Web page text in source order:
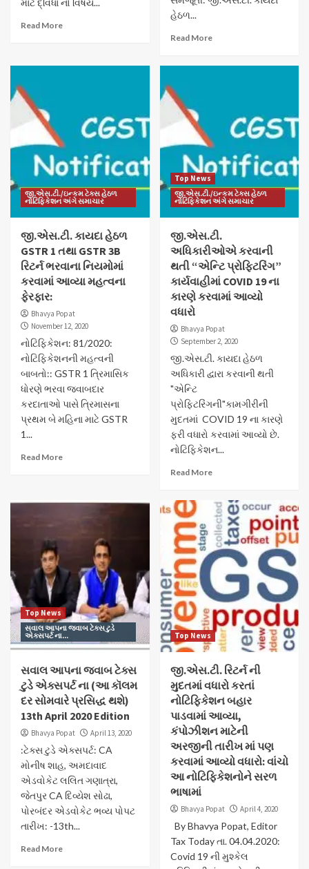
માટે દ્વિધા નો વિષય...
Read More
હેઠળ...
Read More
જી.એસ.ટી./ઇન્કમ ટેક્સ હેઠળ
નોટિફિકેશન અંગે સમાચાર
જી.એસ.ટી. કાયદા હેઠળ
GSTR 1 તથા GSTR 3B
રિટર્ન ભરવાના નિયમોમાં
કરવામાં આવ્યા મહત્વના
ફેરફાર:
Bhavya Popat
November 12, 2020
નોટિફિકેશન: 81/2020:
નોટિફિકેશનની મહત્વની
બાબતો:: GSTR 1 ત્રિમાસિક
ધોરણે ભરવા જવાબદાર
કરદાતાઓ પાસે ત્રિમાસના
પ્રથમ બે મહિના માટે GSTR
1...
Read More
Top News
જી.એસ.ટી./ઇન્કમ ટેક્સ હેઠળ
નોટિફિકેશન અંગે સમાચાર
જી.એસ.ટી.
અધિકારીઓએ કરવાની
થતી “એન્ટિ પ્રોફિટરિંગ”
કાર્યવાહીમાં COVID 19 ના
કારણે કરવામાં આવ્યો
વધારો
Bhavya Popat
September 2, 2020
જી.એસ.ટી. કાયદા હેઠળ
અધિકારી દ્વારા કરવાની થતી
"એન્ટિ
પ્રોફિટરિંગની"કામગીરીની
મુદતમાં COVID 19 ના કારણે
ફરી વધારો કરવામાં આવ્યો છે.
નોટિફિકેશન...
Read More
Top News
સવાલ આપના જવાબ ટેક્સ ટુડે
એક્સપર્ટ ના...
સવાલ આપના જવાબ ટેક્સ
ટુડે એક્સપર્ટ ના (આ કૉલમ
દર સોમવારે પ્રસિદ્ધ થશે)
13th April 2020 Edition
Bhavya Popat April 13, 2020
:ટેક્સ ટુડે એક્સપર્ટ: CA
મોનીષ શાહ, અમદાવાદ
એડવોકેટ લલિત ગણાત્રા,
જેતપુર CA દિવ્યેશ સોઢા,
પોરબંદર એડવોકેટ ભવ્ય પોપટ
તારીખ: -13th...
Read More
Top News
જી.એસ.ટી. રિટર્ન ની
મુદતમાં વધારો કરતાં
નોટિફિકેશન બહાર
પાડવામાં આવ્યા,
કંપોઝીશન માટેની
અરજીની તારીખ માં પણ
કરવામાં આવ્યો વધારો: વાંચો
આ નોટિફિકેશનોને સરળ
ભાષામાં
Bhavya Popat April 4, 2020
By Bhavya Popat, Editor
Tax Today તા. 04.04.2020:
Covid 19 ની મુશ્કેલ